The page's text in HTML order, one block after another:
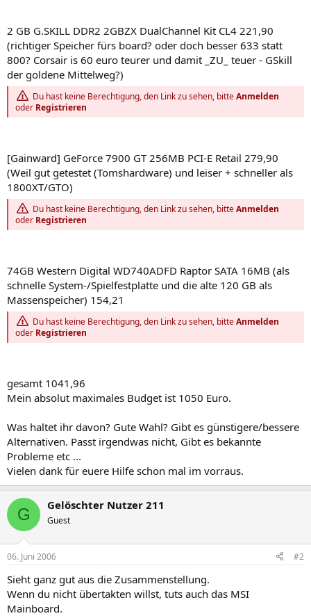
2 GB G.SKILL DDR2 2GBZX DualChannel Kit CL4 221,90
(richtiger Speicher fürs board? oder doch besser 633 statt
800? Corsair is 60 euro teurer und damit _ZU_ teuer - GSkill
der goldene Mittelweg?)
Du hast keine Berechtigung, den Link zu sehen, bitteAnmelden
oder Registrieren
[Gainward] GeForce 7900 GT 256MB PCI-E Retail 279,90
(Weil gut getestet (Tomshardware) und leiser + schneller als
1800XT/GTO)
Du hast keine Berechtigung, den Link zu sehen, bitteAnmelden
oder Registrieren
74GB Western Digital WD740ADFD Raptor SATA 16MB (als
schnelle System-/Spielfestplatte und die alte 120 GB als
Massenspeicher) 154,21
Du hast keine Berechtigung, den Link zu sehen, bitteAnmelden
oder Registrieren
gesamt 1041,96
Mein absolut maximales Budget ist 1050 Euro.
Was haltet ihr davon? Gute Wahl? Gibt es günstigere/bessere
Alternativen. Passt irgendwas nicht, Gibt es bekannte
Probleme etc ...
Vielen dank für euere Hilfe schon mal im vorraus.
G Gelöschter Nutzer 211
Guest
06. Juni 2006 #2
Sieht ganz gut aus die Zusammenstellung.
Wenn du nicht übertakten willst, tuts auch das MSI
Mainboard.